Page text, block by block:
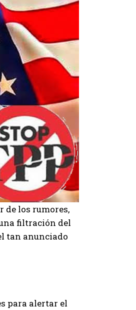
de los rumores,
filtración del
tan anunciado
para alertar el